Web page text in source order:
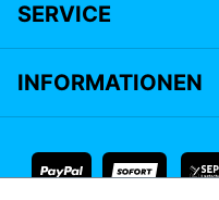
SERVICE
INFORMATIONEN